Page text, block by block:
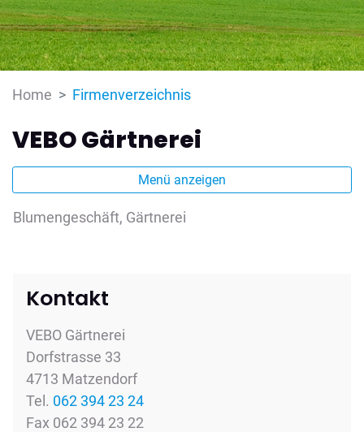
Home Firmenverzeichnis(ausgewählt)
VEBO Gärtnerei
Menü anzeigen
Blumengeschäft, Gärtnerei
Kontakt
VEBO Gärtnerei
Dorfstrasse 33
4713 Matzendorf
Tel. 062 394 23 24
Fax 062 394 23 22